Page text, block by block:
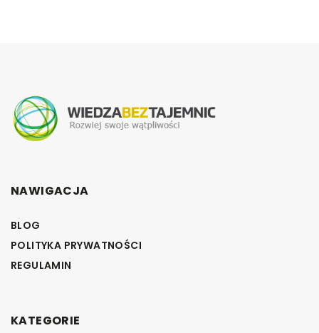
NAWIGACJA
BLOG
POLITYKA PRYWATNOŚCI
REGULAMIN
KATEGORIE